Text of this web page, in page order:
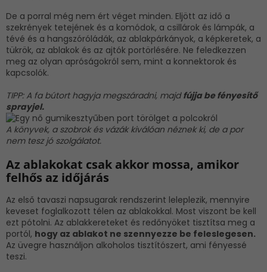
De a porral még nem ért véget minden. Eljött az idő a
szekrények tetejének és a komódok, a csillárok és lámpák, a
tévé és a hangszóróládák, az ablakpárkányok, a képkeretek, a
tükrök, az ablakok és az ajtók portörlésére. Ne feledkezzen
meg az olyan apróságokról sem, mint a konnektorok és
kapcsolók.
TIPP: A fa bútort hagyja megszáradni, majdfújja be fényesítő
sprayjel.
A könyvek, a szobrok és vázák kiválóan néznek ki, de a por
nem tesz jó szolgálatot.
Az ablakokat csak akkor mossa, amikor
felhős az időjárás
Az első tavaszi napsugarak rendszerint leleplezik, mennyire
keveset foglalkozott télen az ablakokkal. Most viszont be kell
ezt pótolni. Az ablakkereteket és redőnyöket tisztítsa meg a
portól, hogy az ablakot ne szennyezze be feleslegesen.
Az üvegre használjon alkoholos tisztítószert, ami fényessé
teszi.